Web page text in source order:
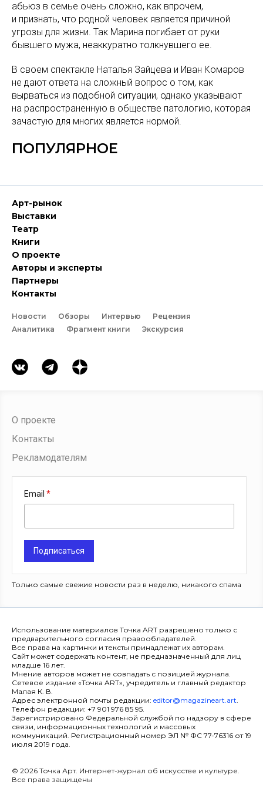
абьюз в семье очень сложно, как впрочем,
и признать, что родной человек является причиной
угрозы для жизни. Так Марина погибает от руки
бывшего мужа, неаккуратно толкнувшего ее.
В своем спектакле Наталья Зайцева и Иван Комаров
не дают ответа на сложный вопрос о том, как
вырваться из подобной ситуации, однако указывают
на распространенную в обществе патологию, которая
зачастую для многих является нормой.
ПОПУЛЯРНОЕ
Арт-рынок
Выставки
Театр
Книги
О проекте
Авторы и эксперты
Партнеры
Контакты
Новости Обзоры Интервью
Рецензия
Аналитика
Фрагмент книги Экскурсия
О проекте
Контакты
Рекламодателям
Email
Подписаться
Только самые свежие новости раз в неделю, никакого спама
Использование материалов Точка ART разрешено только с
предварительного согласия правообладателей.
Все права на картинки и тексты принадлежат их авторам.
Сайт может содержать контент, не предназначенный для лиц
младше 16 лет.
Мнение авторов может не совпадать с позицией журнала.
Сетевое издание «Точка ART», учредитель и главный редактор
Малая К. В.
Адрес электронной почты редакции: editor@magazineart.art.
Телефон редакции: +7 901 976 85 95.
Зарегистрировано Федеральной службой по надзору в сфере
связи, информационных технологий и массовых
коммуникаций. Регистрационный номер ЭЛ № ФС 77-76316 от 19
июля 2019 года.
© 2026 Точка Арт. Интернет-журнал об искусстве и культуре.
Все права защищены